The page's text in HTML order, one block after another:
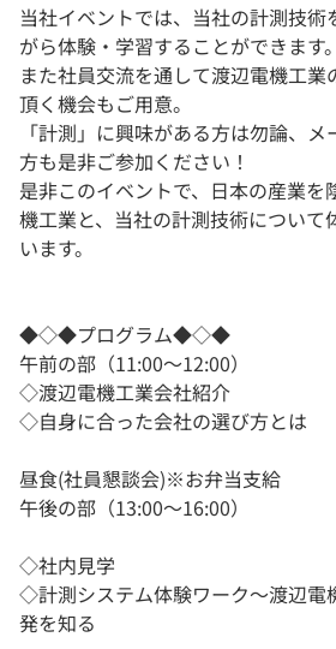
当社イベントでは、当社の計測技術
がら体験・学習することができます。
また社員交流を通して渡辺電機工業
頂く機会もご用意。
「計測」に興味がある方は勿論、
方も是非ご参加ください！
是非このイベントで、日本の産業を
機工業と、当社の計測技術について
います。
◆◇◆プログラム◆◇◆
午前の部（11:00～12:00）
◇渡辺電機工業会社紹介
◇自身に合った会社の選び方とは
昼食(社員懇談会)※お弁当支給
午後の部（13:00～16:00）
◇社内見学
◇計測システム体験ワーク～渡辺電
発を知る